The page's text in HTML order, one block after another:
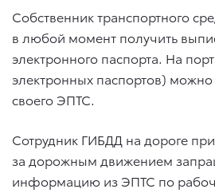
Собственник транспортного
в любой момент получить
электронного паспорта. На
электронных паспортов) можно
своего ЭПТС.
Сотрудник ГИБДД на дороге
за дорожным движением
информацию из ЭПТС по